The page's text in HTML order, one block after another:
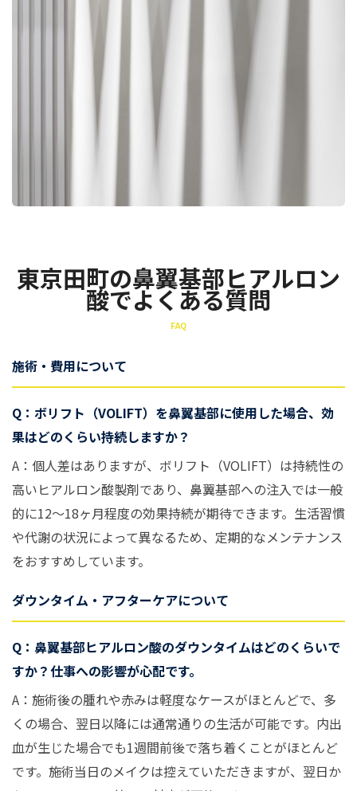
東京田町の鼻翼基部ヒアルロン
酸でよくある質問
FAQ
施術・費用について
Q：ボリフト（VOLIFT）を鼻翼基部に使用した場合、効
果はどのくらい持続しますか？
A：個人差はありますが、ボリフト（VOLIFT）は持続性の
高いヒアルロン酸製剤であり、鼻翼基部への注入では一般
的に12〜18ヶ月程度の効果持続が期待できます。生活習慣
や代謝の状況によって異なるため、定期的なメンテナンス
をおすすめしています。
ダウンタイム・アフターケアについて
Q：鼻翼基部ヒアルロン酸のダウンタイムはどのくらいで
すか？仕事への影響が心配です。
A：施術後の腫れや赤みは軽度なケースがほとんどで、多
くの場合、翌日以降には通常通りの生活が可能です。内出
血が生じた場合でも1週間前後で落ち着くことがほとんど
です。施術当日のメイクは控えていただきますが、翌日か